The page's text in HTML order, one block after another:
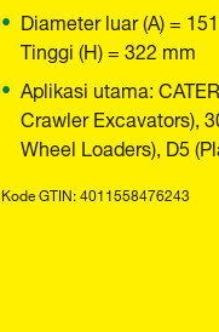
Diameter luar (A) =
Tinggi (H) = 322 mm
Aplikasi utama:
Crawler Excavators),
Wheel Loaders), D5
Kode GTIN: 4011558476243